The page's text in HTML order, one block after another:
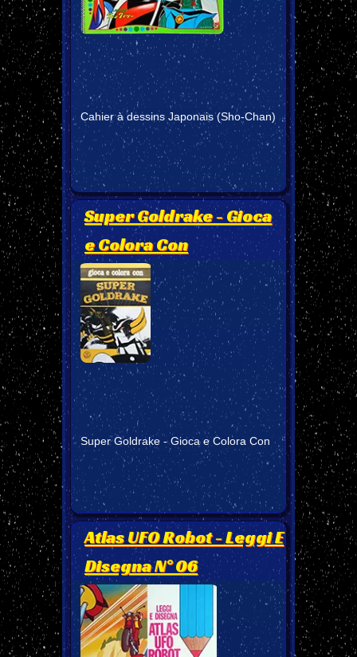
Cahier à dessins Japonais (Sho-Chan)
Super Goldrake - Gioca
e Colora Con
Super Goldrake - Gioca e Colora Con
Atlas UFO Robot - Leggi E
Disegna N° 06